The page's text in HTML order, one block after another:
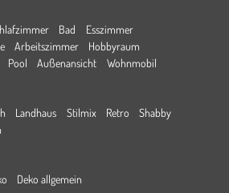
Bad
Esszimmer
Arbeitszimmer
Hobbyraum
Pool Außenansicht Wohnmobil
Landhaus Stilmix Retro
Shabby
Deko allgemein